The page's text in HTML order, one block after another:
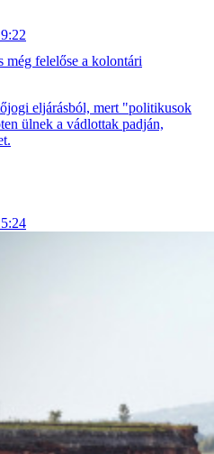
még felelőse a kolontári
eljárásból, mert "politikusok
ülnek a vádlottak padján,